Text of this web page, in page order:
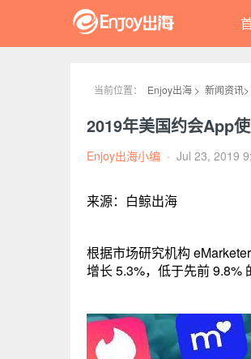
当前位置： Enjoy出海 > 新闻资讯>
2019年美国约会App
Enjoy出海小编 · Jul 23, 2019
来源：白鲸出海
根据市场研究机构
增长 5.3%，低于先前 9.8%